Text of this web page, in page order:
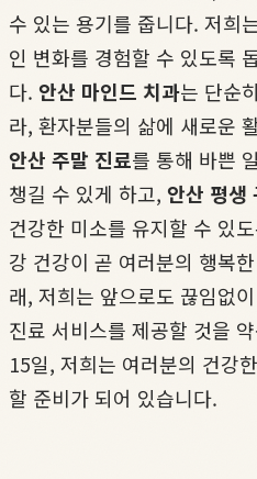
수 있는 용기를 줍니다. 저희
인 변화를 경험할 수 있도록
다. 안산 마인드 치과는 단순
라, 환자분들의 삶에 새로운
안산 주말 진료를 통해 바쁜
챙길 수 있게 하고, 안산 평생
건강한 미소를 유지할 수 있
강 건강이 곧 여러분의 행복
래, 저희는 앞으로도 끊임없
진료 서비스를 제공할 것을
15일, 저희는 여러분의 건강
할 준비가 되어 있습니다.